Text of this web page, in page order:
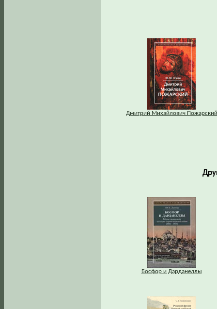
Дмитрий Михайлович Пожарский
Босфор и Дарданеллы